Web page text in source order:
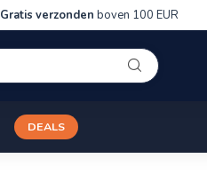
Gratis verzonden boven 100 EUR
DEALS